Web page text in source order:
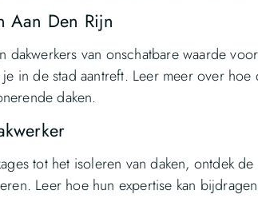
Aan Den Rijn
dakwerkers van onschatbare waarde
in de stad aantreft. Leer meer over hoe
daken.
tot het isoleren van daken, ontdek
Leer hoe hun expertise kan